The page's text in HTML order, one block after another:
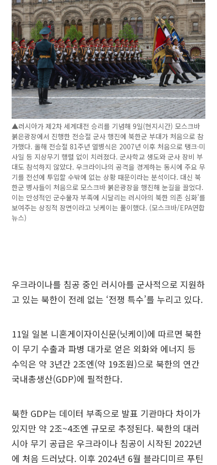
▲러시아가 제2차 세계대전 승리를 기념해 9일(현지시간) 모스크바
붉은광장에서 진행한 전승절 군사 행진에 북한군 부대가 처음으로 참
가했다. 올해 전승절 81주년 열병식은 2007년 이후 처음으로 탱크·미
사일 등 지상무기 행렬 없이 치러졌다. 군사학교 생도와 군사 장비 부
대도 참석하지 않았다. 우크라이나의 공격을 경계하는 동시에 주요 무
기를 전선에 투입할 수밖에 없는 상황 때문이라는 분석이다. 대신 북
한군 병사들이 처음으로 모스크바 붉은광장을 행진해 눈길을 끌었다.
이는 만성적인 군수물자 부족에 시달리는 러시아의 북한 의존 심화’를
보여주는 상징적 장면이라고 닛케이는 풀이했다. (모스크바/EPA연합
뉴스)
우크라이나를 침공 중인 러시아를 군사적으로 지원하
고 있는 북한이 전례 없는 ‘전쟁 특수’를 누리고 있다.
11일 일본 니혼게이자이신문(닛케이)에 따르면 북한
이 무기 수출과 파병 대가로 얻은 외화와 에너지 등
수익은 약 3년간 2조엔(약 19조원)으로 북한의 연간
국내총생산(GDP)에 필적한다.
북한 GDP는 데이터 부족으로 발표 기관마다 차이가
있지만 약 2조~4조엔 규모로 추정된다. 북한의 대러
시아 무기 공급은 우크라이나 침공이 시작된 2022년
에 처음 드러났다. 이후 2024년 6월 블라디미르 푸틴